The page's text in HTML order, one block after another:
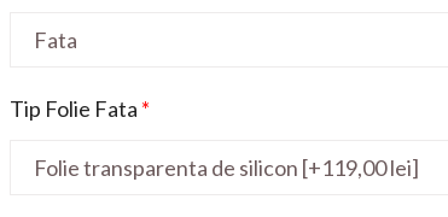
Tip Folie Fata *